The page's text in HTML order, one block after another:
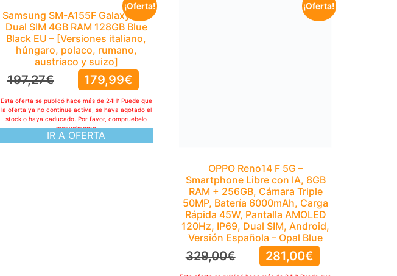
¡Oferta!
Samsung SM-A155F Galaxy A15
Dual SIM 4GB RAM 128GB Blue
Black EU – [Versiones italiano,
húngaro, polaco, rumano,
austriaco y suizo]
197,27€ 179,99€
IR A OFERTA
Esta oferta se publicó hace más de 24H: Puede que
la oferta ya no continue activa, se haya agotado el
stock o haya caducado. Por favor, compruebelo
manualmente
¡Oferta!
OPPO Reno14 F 5G –